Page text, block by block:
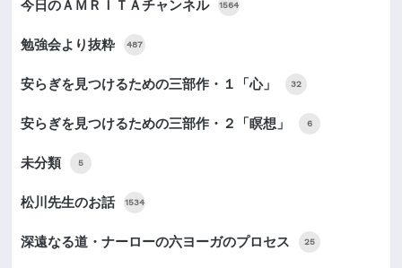
今日のＡＭＲＩＴＡチャンネル 1564
勉強会より抜粋 487
安らぎを見つけるための三部作・１「心」 32
安らぎを見つけるための三部作・２「瞑想」 6
未分類 5
松川先生のお話 1534
深遠なる道・ナーローの六ヨーガのプロセス 25